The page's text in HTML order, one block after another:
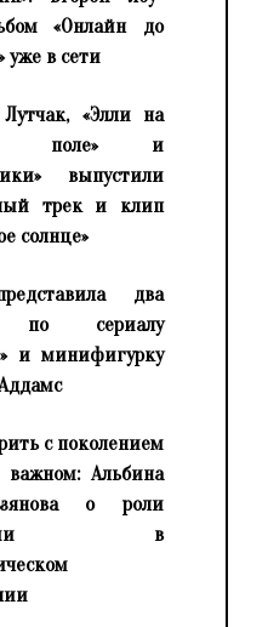
«Онлайн до
уже в сети
«Элли на
поле» и
выпустили
трек и клип
солнце»
два
по сериалу
и минифигурку
с поколением
Альбина
о роли
в